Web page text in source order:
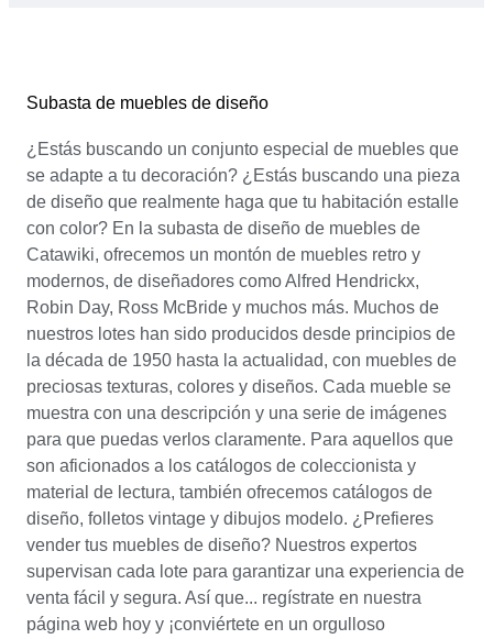
Subasta de muebles de diseño
¿Estás buscando un conjunto especial de muebles que
se adapte a tu decoración? ¿Estás buscando una pieza
de diseño que realmente haga que tu habitación estalle
con color? En la subasta de diseño de muebles de
Catawiki, ofrecemos un montón de muebles retro y
modernos, de diseñadores como Alfred Hendrickx,
Robin Day, Ross McBride y muchos más. Muchos de
nuestros lotes han sido producidos desde principios de
la década de 1950 hasta la actualidad, con muebles de
preciosas texturas, colores y diseños. Cada mueble se
muestra con una descripción y una serie de imágenes
para que puedas verlos claramente. Para aquellos que
son aficionados a los catálogos de coleccionista y
material de lectura, también ofrecemos catálogos de
diseño, folletos vintage y dibujos modelo. ¿Prefieres
vender tus muebles de diseño? Nuestros expertos
supervisan cada lote para garantizar una experiencia de
venta fácil y segura. Así que... regístrate en nuestra
página web hoy y ¡conviértete en un orgulloso